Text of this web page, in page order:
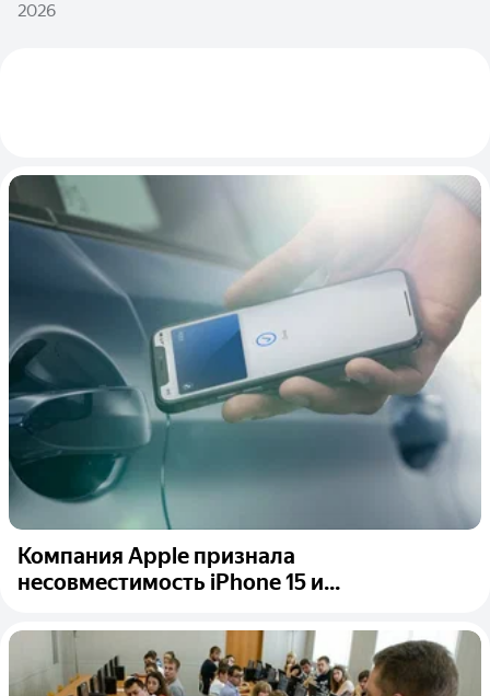
2026
Компания Apple признала
несовместимость iPhone 15 и...